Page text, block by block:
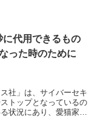
に代用できるもの
った時のために
社」は、サイバーセキ
トップとなっているの
状況にあり、愛猫家を